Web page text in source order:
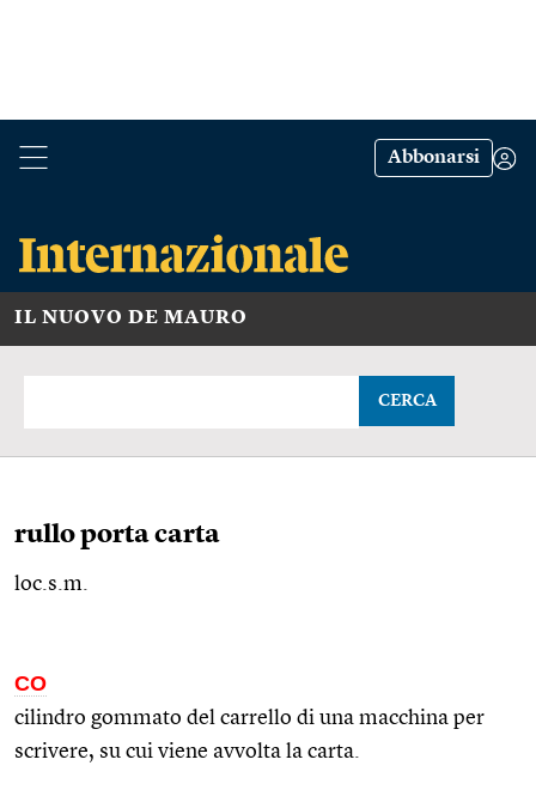
Abbonarsi
IL NUOVO DE MAURO
CERCA
rullo porta carta
loc.s.m.
CO
cilindro gommato del carrello di una macchina per
scrivere, su cui viene avvolta la carta.